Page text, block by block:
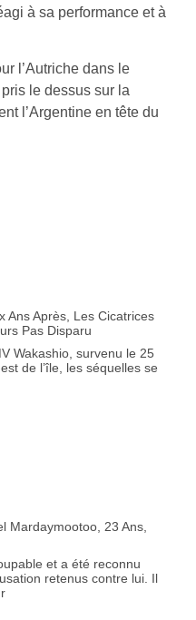
à sa performance et à
l’Autriche dans le
le dessus sur la
l’Argentine en tête du
Ans Après, Les Cicatrices
Pas Disparu
Wakashio, survenu le 25
de l’île, les séquelles se
Mardaymootoo, 23 Ans,
et a été reconnu
retenus contre lui. Il